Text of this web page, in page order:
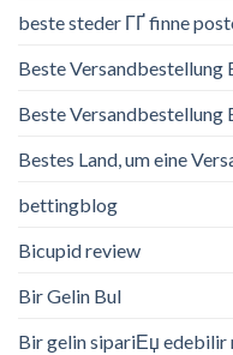
beste steder ГҐ finne
Beste Versandbestellung
Beste Versandbestellung
Bestes Land, um eine
bettingblog
Bicupid review
Bir Gelin Bul
Bir gelin sipariЕџ edebilir